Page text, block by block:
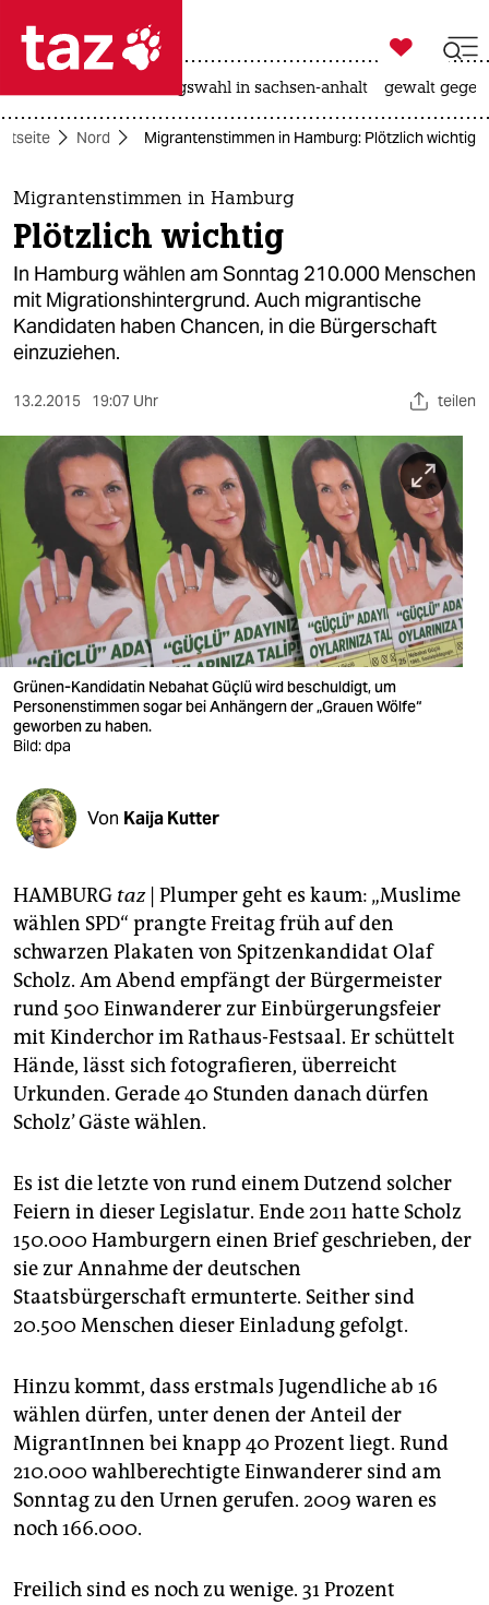
 taz zahl ich
taz zahl ich
themen
politik
öko
gesellschaft
kultur
sport
berlin
nord
wahrheit
verlag
verlag
veranstaltungen
fragen & hilfe
unterstützen
abo
genossenschaft
epaper login

taz zahl ich
landtagswahl in sachsen-anhalt gewalt
Nord Migrantenstimmen in Hamburg: Plötzlich wichtig
Migrantenstimmen in Hamburg
Plötzlich wichtig
In Hamburg wählen am Sonntag 210.000 Menschen
mit Migrationshintergrund. Auch migrantische
Kandidaten haben Chancen, in die Bürgerschaft
einzuziehen.
13.2.2015 19:07 Uhr teilen
Grünen-Kandidatin Nebahat Güçlü wird beschuldigt, um
Personenstimmen sogar bei Anhängern der „Grauen Wölfe“
geworben zu haben.
Bild: dpa
Von Kaija Kutter
HAMBURG taz| Plumper geht es kaum: „Muslime
wählen SPD“ prangte Freitag früh auf den
schwarzen Plakaten von Spitzenkandidat Olaf
Scholz. Am Abend empfängt der Bürgermeister
rund 500 Einwanderer zur Einbürgerungsfeier
mit Kinderchor im Rathaus-Festsaal. Er schüttelt
Hände, lässt sich fotografieren, überreicht
Urkunden. Gerade 40 Stunden danach dürfen
Scholz’ Gäste wählen.
Es ist die letzte von rund einem Dutzend solcher
Feiern in dieser Legislatur. Ende 2011 hatte Scholz
150.000 Hamburgern einen Brief geschrieben, der
sie zur Annahme der deutschen
Staatsbürgerschaft ermunterte. Seither sind
20.500 Menschen dieser Einladung gefolgt.
Hinzu kommt, dass erstmals Jugendliche ab 16
wählen dürfen, unter denen der Anteil der
MigrantInnen bei knapp 40 Prozent liegt. Rund
210.000 wahlberechtigte Einwanderer sind am
Sonntag zu den Urnen gerufen. 2009 waren es
noch 166.000.
Freilich sind es noch zu wenige. 31 Prozent